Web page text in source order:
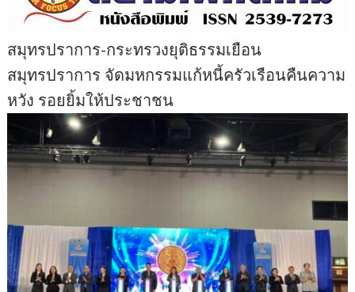
สมุทรปราการ-กระทรวงยุติธรรมเยือน
สมุทรปราการ จัดมหกรรมแก้หนี้ครัวเรือนคืนความ
หวัง รอยยิ้มให้ประชาชน